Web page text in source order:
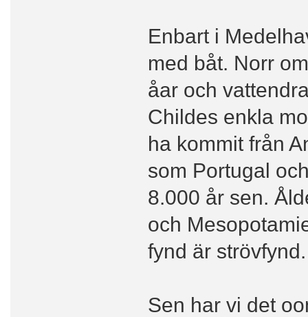
Enbart i
med båt. Norr
åar och
Childes enkla
ha kommit från
som Portugal
8.000 år sen.
och
fynd är strövfynd.
Sen har vi det